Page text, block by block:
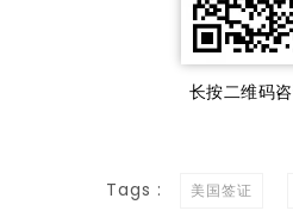
长按二维码
Tags : 美国签证